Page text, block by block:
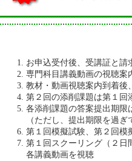
お申込受付後、受講証と請
専門科目講義動画の視聴案
教材・動画視聴案内到着後
第２回の添削課題は第１回
各添削課題の答案提出期限
（ただし、提出期限を過
第１回模擬試験、第２回模
第１回スクーリング（２日
各講義動画を視聴